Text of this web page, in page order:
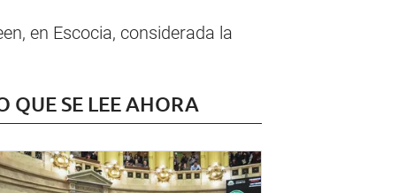
en Escocia, considerada la
QUE SE LEE AHORA